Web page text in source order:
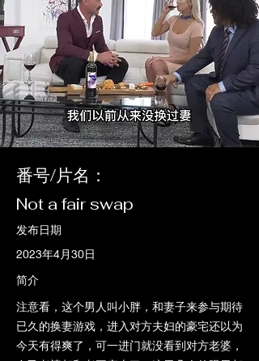
番号/片名：
Not a fair swap
发布日期
2023年4月30日
简介
注意看，这个男人叫小胖，和妻子来参与期待
已久的换妻游戏，进入对方夫妇的豪宅还以为
今天有得爽了，可一进门就没看到对方老婆，